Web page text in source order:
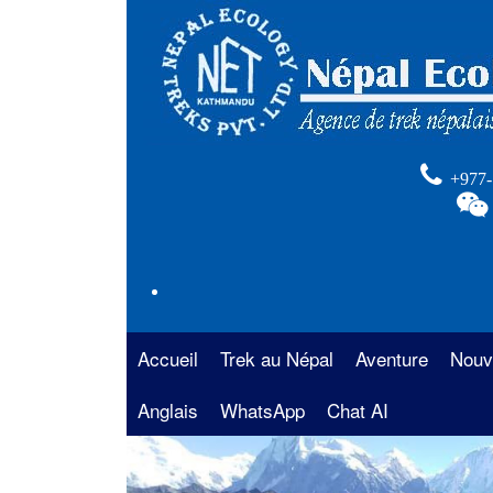
Accueil
Trek au Népal
La région de l’Annapurna
La région de l’Everest
Aventure
Rafting au Népal
Safari au Népal
Anglais WhatsApp Chat AI